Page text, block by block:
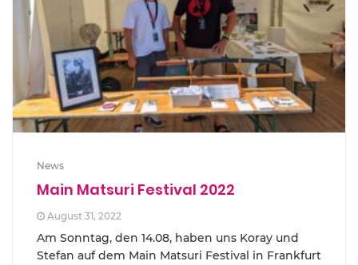
News
Main Matsuri Festival 2022
August 31, 2022
Am Sonntag, den 14.08, haben uns Koray und
Stefan auf dem Main Matsuri Festival in Frankfurt